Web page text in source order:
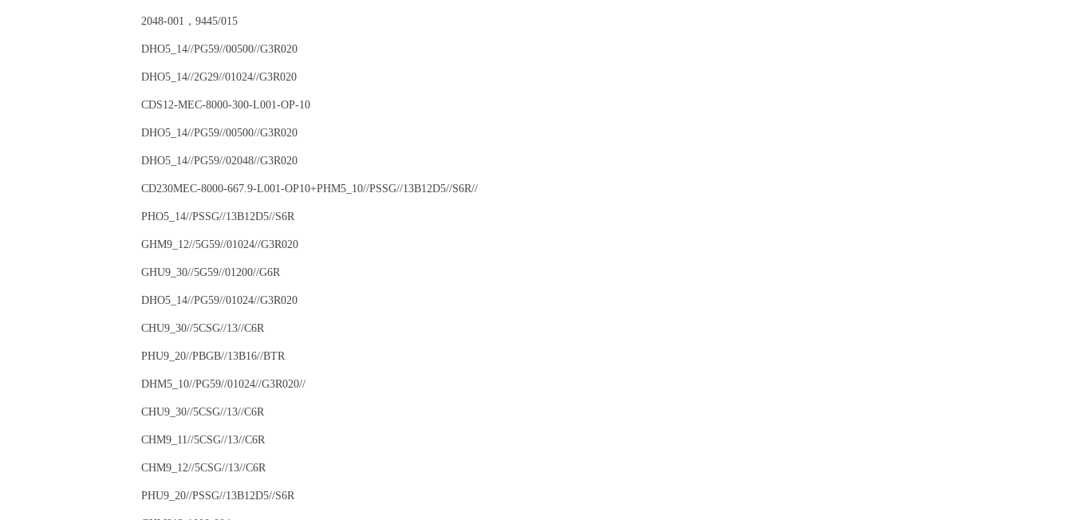
2048-001，9445/015
DHO5_14//PG59//00500//G3R020
DHO5_14//2G29//01024//G3R020
CDS12-MEC-8000-300-L001-OP-10
DHO5_14//PG59//00500//G3R020
DHO5_14//PG59//02048//G3R020
CD230MEC-8000-667.9-L001-OP10+PHM5_10//PSSG//13B12D5//S6R//
PHO5_14//PSSG//13B12D5//S6R
GHM9_12//5G59//01024//G3R020
GHU9_30//5G59//01200//G6R
DHO5_14//PG59//01024//G3R020
CHU9_30//5CSG//13//C6R
PHU9_20//PBGB//13B16//BTR
DHM5_10//PG59//01024//G3R020//
CHU9_30//5CSG//13//C6R
CHM9_11//5CSG//13//C6R
CHM9_12//5CSG//13//C6R
PHU9_20//PSSG//13B12D5//S6R